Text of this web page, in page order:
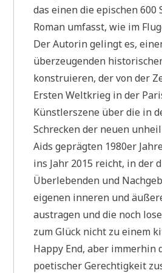
das einen die epischen 600
Roman umfasst, wie im
Der Autorin gelingt es,
überzeugenden
konstruieren, der von der
Ersten Weltkrieg in der
Künstlerszene über die in
Schrecken der neuen
Aids geprägten 1980er
ins Jahr 2015 reicht, in der
Überlebenden und
eigenen inneren und
austragen und die noch
zum Glück nicht zu einem
Happy End, aber immerhin
poetischer Gerechtigkeit